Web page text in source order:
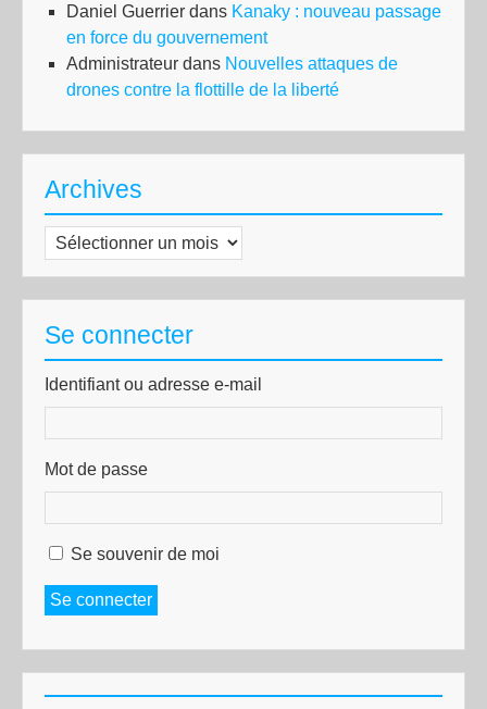
Daniel Guerrier dans Kanaky : nouveau passage
en force du gouvernement
Administrateur dans Nouvelles attaques de
drones contre la flottille de la liberté
Archives
Archives
Se connecter
Identifiant ou adresse e-mail
Mot de passe
Se souvenir de moi
Se connecter